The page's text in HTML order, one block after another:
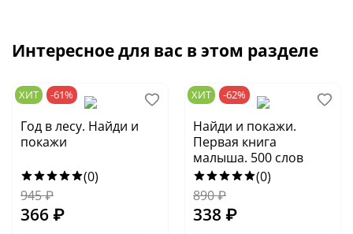
Интересное для вас в этом разделе
ХИТ -61%
Год в лесу. Найди и
покажи
(0)
945₽
366 ₽
ХИТ -62%
Найди и покажи.
Первая книга
малыша. 500 слов
(0)
890₽
338 ₽